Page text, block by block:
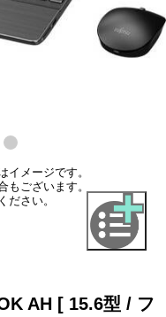
イメージです。
もございます。
ださい。
AH [ 15.6型 / フ